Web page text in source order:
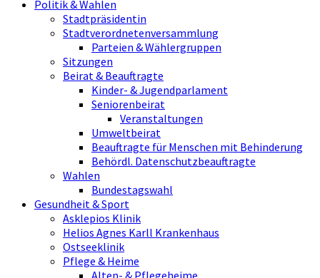
Politik & Wahlen
Stadtpräsidentin
Stadtverordnetenversammlung
Parteien & Wählergruppen
Sitzungen
Beirat & Beauftragte
Kinder- & Jugendparlament
Seniorenbeirat
Veranstaltungen
Umweltbeirat
Beauftragte für Menschen mit Behinderung
Behördl. Datenschutzbeauftragte
Wahlen
Bundestagswahl
Gesundheit & Sport
Asklepios Klinik
Helios Agnes Karll Krankenhaus
Ostseeklinik
Pflege & Heime
Alten- & Pflegeheime